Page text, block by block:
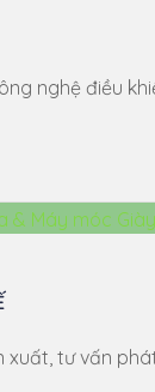
nghệ điều
tư vấn